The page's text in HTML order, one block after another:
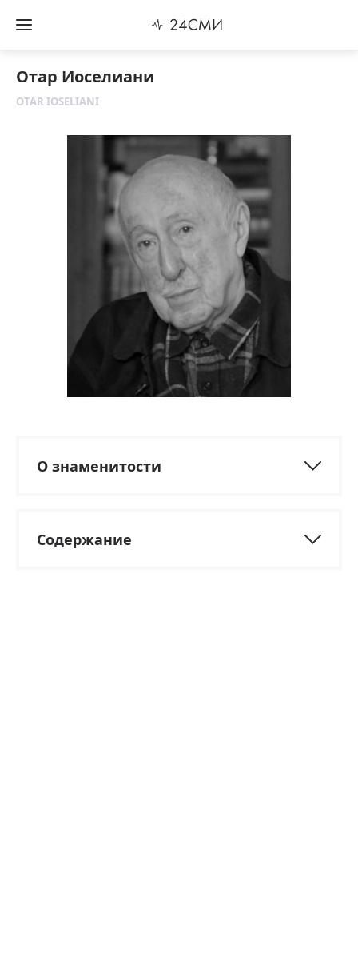
Отар Иоселиани
OTAR IOSELIANI
О знаменитости
Содержание